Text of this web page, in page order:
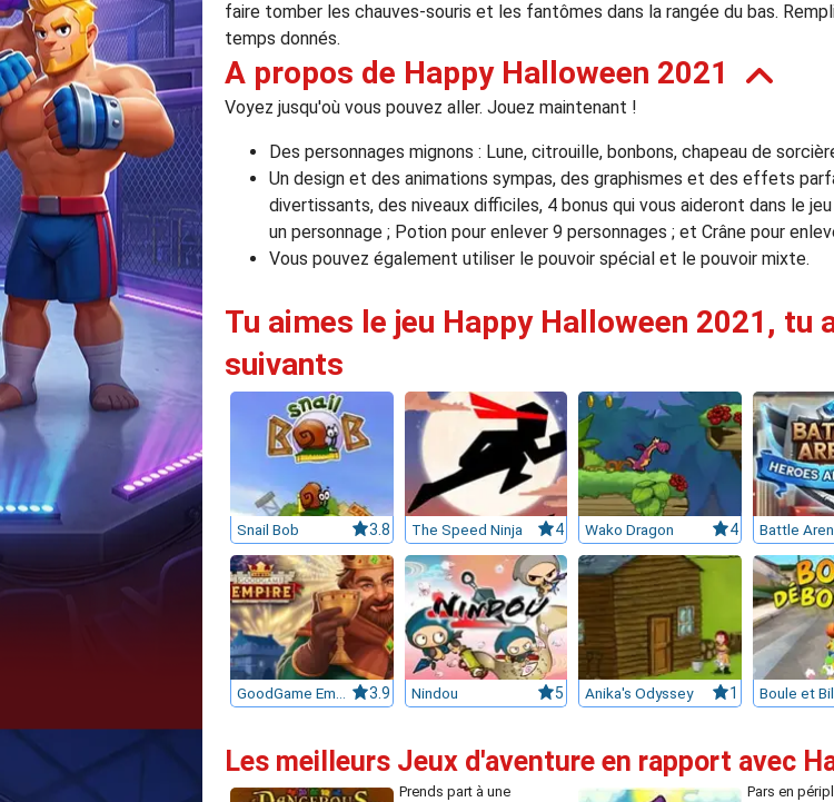
faire tomber les chauves-souris et les fantômes dans la rangée du bas.
temps donnés.
A propos de Happy Halloween 2021
Voyez jusqu'où vous pouvez aller. Jouez maintenant !
Des personnages mignons : Lune, citrouille, bonbons, chapeau de
Un design et des animations sympas, des graphismes et des effets
divertissants, des niveaux difficiles, 4 bonus qui vous aideront dans le
un personnage ; Potion pour enlever 9 personnages ; et Crâne pour
Vous pouvez également utiliser le pouvoir spécial et le pouvoir mixte.
Tu aimes le jeu Happy Halloween 2021,
suivants
Snail Bob 3.8 The Speed Ninja 4 Wako Dragon 4 Battle
GoodGame Empire 3.9 Nindou 5 Anika's Odyssey 1
Les meilleurs Jeux d'aventure en rapport avec
Prends part à une
Pars en